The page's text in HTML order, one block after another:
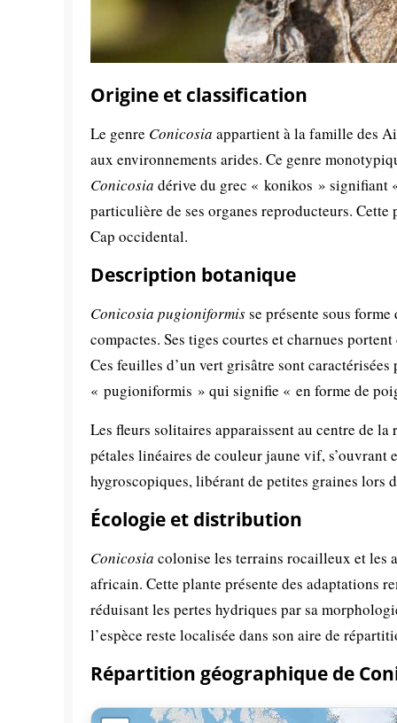
Origine et classification
Le genre Conicosia appartient à la famille des
aux environnements arides. Ce genre
Conicosia dérive du grec « konikos » signifiant
particulière de ses organes reproducteurs.
Cap occidental.
Description botanique
Conicosia pugioniformisse présente sous
compactes. Ses tiges courtes et charnues
Ces feuilles d’un vert grisâtre sont
« pugioniformis » qui signifie « en forme de
Les fleurs solitaires apparaissent au centre de
pétales linéaires de couleur jaune vif, s’ouvrant
hygroscopiques, libérant de petites graines lors
Écologie et distribution
Conicosia colonise les terrains rocailleux et les
africain. Cette plante présente des adaptations
réduisant les pertes hydriques par sa
l’espèce reste localisée dans son aire de
Répartition géographique de